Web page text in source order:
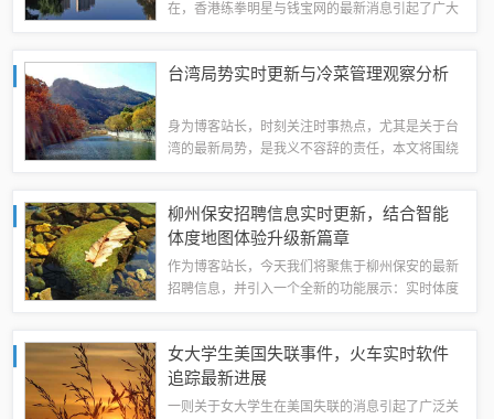
在，香港练拳明星与钱宝网的最新消息引起了广大
展。香港练拳明星的风采众所周知，香港武术界...
台湾局势实时更新与冷菜管理观察分析
身为博客站长，时刻关注时事热点，尤其是关于台
湾的最新局势，是我义不容辞的责任，本文将围绕
情况。台湾新局势实时报道1. 政治局势...
柳州保安招聘信息实时更新，结合智能
体度地图体验升级新篇章
作为博客站长，今天我们将聚焦于柳州保安的最新
招聘信息，并引入一个全新的功能展示：实时体度
聘信息，同时也为招聘方带来更高效的人力资...
女大学生美国失联事件，火车实时软件
追踪最新进展
一则关于女大学生在美国失联的消息引起了广泛关